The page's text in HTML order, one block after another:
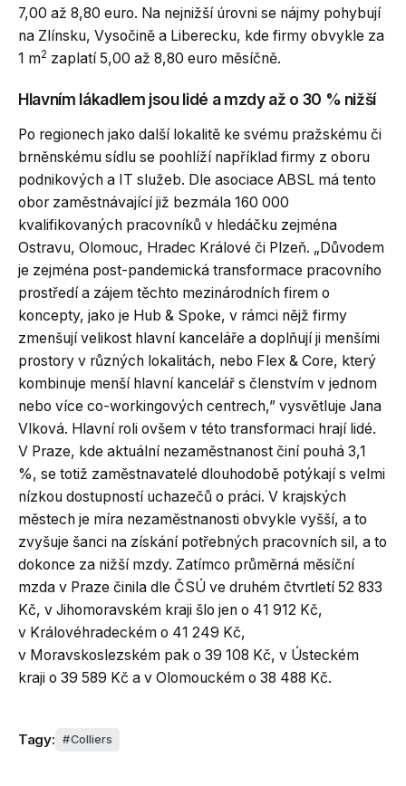
7,00 až 8,80 euro. Na nejnižší úrovni se nájmy pohybují
na Zlínsku, Vysočině a Liberecku, kde firmy obvykle za
1 m2 zaplatí 5,00 až 8,80 euro měsíčně.
Hlavním lákadlem jsou lidé a mzdy až o 30 % nižší
Po regionech jako další lokalitě ke svému pražskému či
brněnskému sídlu se poohlíží například firmy z oboru
podnikových a IT služeb. Dle asociace ABSL má tento
obor zaměstnávající již bezmála 160 000
kvalifikovaných pracovníků v hledáčku zejména
Ostravu, Olomouc, Hradec Králové či Plzeň. „Důvodem
je zejména post-pandemická transformace pracovního
prostředí a zájem těchto mezinárodních firem o
koncepty, jako je Hub & Spoke, v rámci nějž firmy
zmenšují velikost hlavní kanceláře a doplňují ji menšími
prostory v různých lokalitách, nebo Flex & Core, který
kombinuje menší hlavní kancelář s členstvím v jednom
nebo více co-workingových centrech,” vysvětluje Jana
Vlková. Hlavní roli ovšem v této transformaci hrají lidé.
V Praze, kde aktuální nezaměstnanost činí pouhá 3,1
%, se totiž zaměstnavatelé dlouhodobě potýkají s velmi
nízkou dostupností uchazečů o práci. V krajských
městech je míra nezaměstnanosti obvykle vyšší, a to
zvyšuje šanci na získání potřebných pracovních sil, a to
dokonce za nižší mzdy. Zatímco průměrná měsíční
mzda v Praze činila dle ČSÚ ve druhém čtvrtletí 52 833
Kč, v Jihomoravském kraji šlo jen o 41 912 Kč,
v Královéhradeckém o 41 249 Kč,
v Moravskoslezském pak o 39 108 Kč, v Ústeckém
kraji o 39 589 Kč a v Olomouckém o 38 488 Kč.
Tagy: Colliers